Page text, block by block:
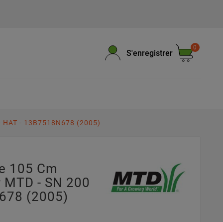
S'enregistrer
0
- 13B7518N678 (2005)
105 Cm
- SN 200
(2005)